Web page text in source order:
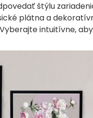
štýlu
plátna a
intuitívne,